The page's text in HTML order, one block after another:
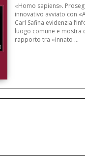
«Homo sapiens».
innovativo avviato con
Carl Safina evidenzia
luogo comune e mostra
rapporto tra «innato ...